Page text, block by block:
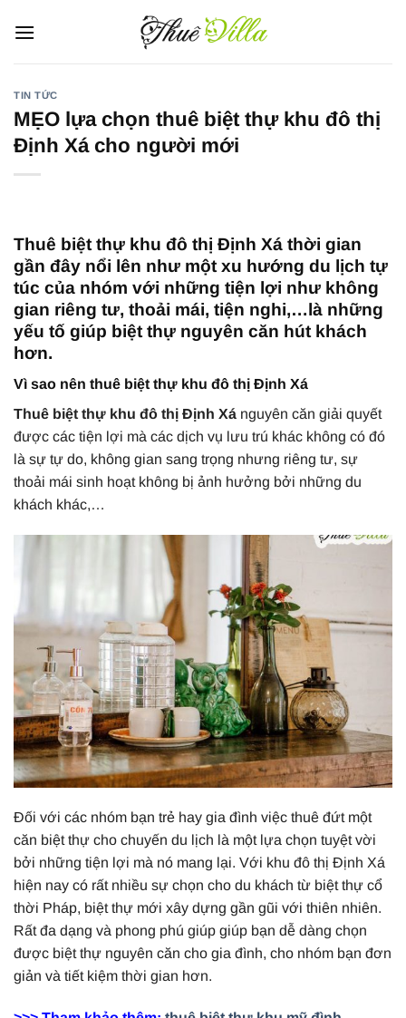
qua
TIN TỨC
MẸO lựa chọn thuê biệt thự khu đô thị
Định Xá cho người mới
Thuê biệt thự khu đô thị Định Xá thời gian
gần đây nổi lên như một xu hướng du lịch tự
túc của nhóm với những tiện lợi như không
gian riêng tư, thoải mái, tiện nghi,…là những
yếu tố giúp biệt thự nguyên căn hút khách
hơn.
Vì sao nên thuê biệt thự khu đô thị Định Xá
Thuê biệt thự khu đô thị Định Xá nguyên căn giải quyết
được các tiện lợi mà các dịch vụ lưu trú khác không có đó
là sự tự do, không gian sang trọng nhưng riêng tư, sự
thoải mái sinh hoạt không bị ảnh hưởng bởi những du
khách khác,…
Đối với các nhóm bạn trẻ hay gia đình việc thuê đứt một
căn biệt thự cho chuyến du lịch là một lựa chọn tuyệt vời
bởi những tiện lợi mà nó mang lại. Với khu đô thị Định Xá
hiện nay có rất nhiều sự chọn cho du khách từ biệt thự cổ
thời Pháp, biệt thự mới xây dựng gần gũi với thiên nhiên.
Rất đa dạng và phong phú giúp giúp bạn dễ dàng chọn
được biệt thự nguyên căn cho gia đình, cho nhóm bạn đơn
giản và tiết kiệm thời gian hơn.